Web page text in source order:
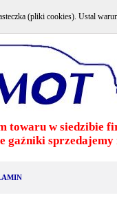
towaru w siedzibie
gaźniki
(pliki cookies). Ustal